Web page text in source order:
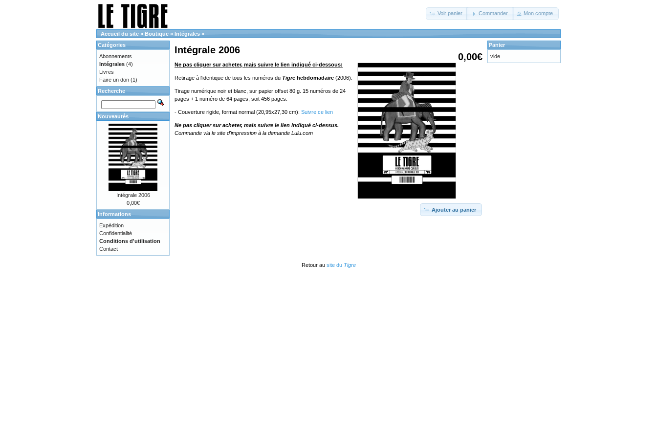
Voir panier Commander Mon compte
Accueil du site » Boutique » Intégrales »
0,00€
Intégrale 2006
Ne pas cliquer sur acheter, mais suivre le lien indiqué ci-dessous:
Retirage à l'identique de tous les numéros du Tigre hebdomadaire (2006).
Tirage numérique noir et blanc, sur papier offset 80 g. 15 numéros de 24
pages + 1 numéro de 64 pages, soit 456 pages.
- Couverture rigide, format normal (20,95x27,30 cm): Suivre ce lien
Ne pas cliquer sur acheter, mais suivre le lien indiqué ci-dessus.
Commande via le site d'impression à la demande Lulu.com
Ajouter au panier
Catégories
Abonnements
Intégrales (4)
Livres
Faire un don (1)
Recherche
Nouveautés
Intégrale 2006
0,00€
Informations
Expédition
Confidentialité
Conditions d'utilisation
Contact
Panier
vide
Retour au site du Tigre